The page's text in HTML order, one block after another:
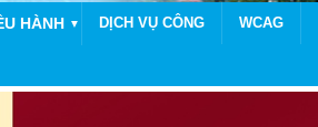
HÀNH ▼ DỊCH VỤ CÔNG WCAG